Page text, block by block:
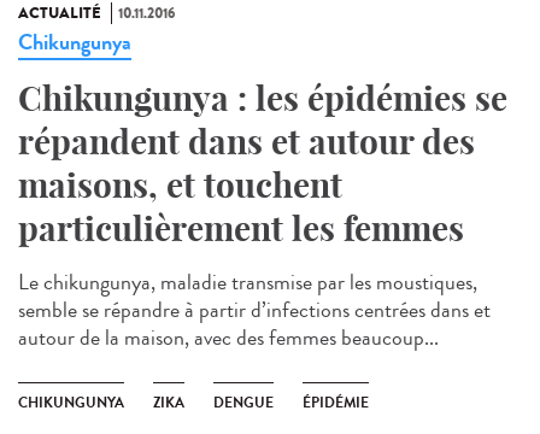
ACTUALITÉ 10.11.2016
Chikungunya
Chikungunya : les épidémies se
répandent dans et autour des
maisons, et touchent
particulièrement les femmes
Le chikungunya, maladie transmise par les moustiques,
semble se répandre à partir d’infections centrées dans et
autour de la maison, avec des femmes beaucoup...
CHIKUNGUNYA ZIKA DENGUE ÉPIDÉMIE